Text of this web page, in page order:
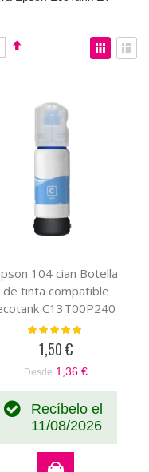
Fijar
Ver
como
104 cian Botella
de tinta compatible
C13T00P240
Valoración:
1,50 €
Desde 1,36 €
Recíbelo el
11/08/2026